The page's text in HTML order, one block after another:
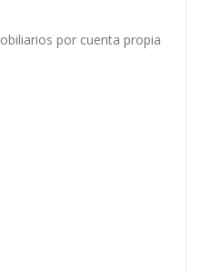
por cuenta propia